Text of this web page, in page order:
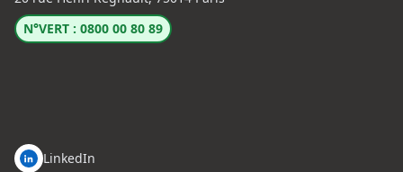
N°VERT : 0800 00 80 89
LinkedIn